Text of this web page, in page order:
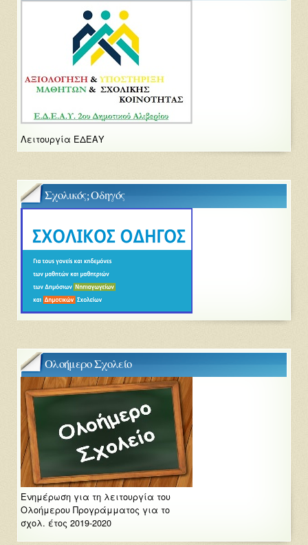
Λειτουργία ΕΔΕΑΥ
Σχολικός; Οδηγός
Ολοήμερο Σχολείο
Ενημέρωση για τη λειτουργία του
Ολοήμερου Προγράμματος για το
σχολ. έτος 2019-2020